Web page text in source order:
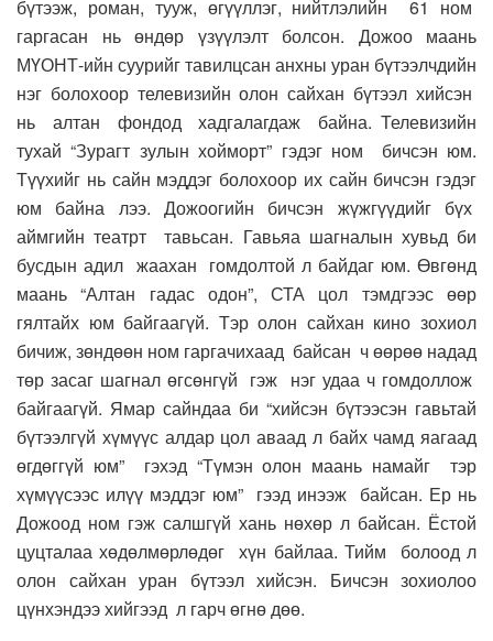
бүтээж, роман, тууж, өгүүллэг, нийтлэлийн 61 ном
гаргасан нь өндөр үзүүлэлт болсон. Дожоо маань
МҮОНТ-ийн суурийг тавилцсан анхны уран бүтээлчдийн
нэг болохоор телевизийн олон сайхан бүтээл хийсэн
нь алтан фондод хадгалагдаж байна. Телевизийн
тухай “Зурагт зулын хойморт” гэдэг ном бичсэн юм.
Түүхийг нь сайн мэддэг болохоор их сайн бичсэн гэдэг
юм байна лээ. Дожоогийн бичсэн жүжгүүдийг бүх
аймгийн театрт тавьсан. Гавьяа шагналын хувьд би
бусдын адил жаахан гомдолтой л байдаг юм. Өвгөнд
маань “Алтан гадас одон”, СТА цол тэмдгээс өөр
гялтайх юм байгаагүй. Тэр олон сайхан кино зохиол
бичиж, зөндөөн ном гаргачихаад байсан ч өөрөө надад
төр засаг шагнал өгсөнгүй гэж нэг удаа ч гомдоллож
байгаагүй. Ямар сайндаа би “хийсэн бүтээсэн гавьтай
бүтээлгүй хүмүүс алдар цол аваад л байх чамд яагаад
өгдөггүй юм” гэхэд “Түмэн олон маань намайг тэр
хүмүүсээс илүү мэддэг юм” гээд инээж байсан. Ер нь
Дожоод ном гэж салшгүй хань нөхөр л байсан. Ёстой
цуцталаа хөдөлмөрлөдөг хүн байлаа. Тийм болоод л
олон сайхан уран бүтээл хийсэн. Бичсэн зохиолоо
цүнхэндээ хийгээд л гарч өгнө дөө.